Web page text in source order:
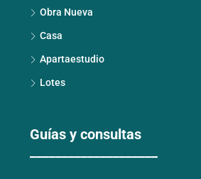
Obra Nueva
Casa
Apartaestudio
Lotes
Guías y consultas